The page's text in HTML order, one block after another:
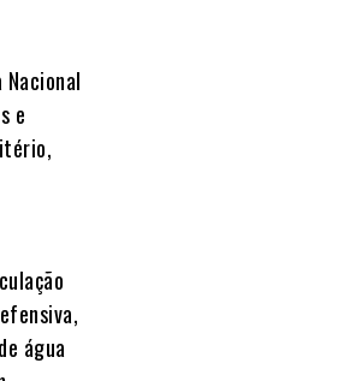
e
água